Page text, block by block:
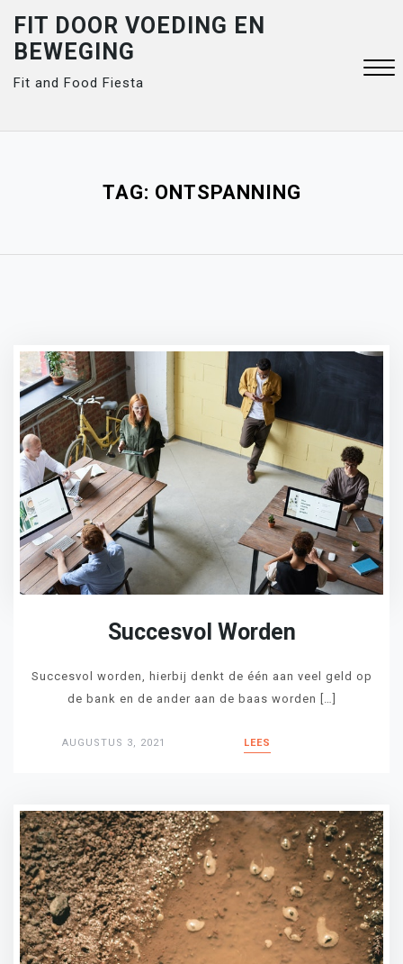
content
FIT DOOR VOEDING EN
BEWEGING
Fit and Food Fiesta
TAG: ONTSPANNING
Succesvol Worden
Succesvol worden, hierbij denkt de één aan veel geld op
de bank en de ander aan de baas worden […]
AUGUSTUS 3, 2021 LEES